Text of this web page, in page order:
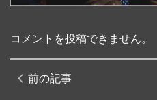
コメントを投稿できません。
前の記事